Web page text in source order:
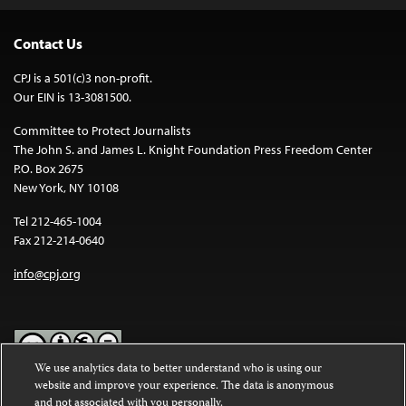
Contact Us
CPJ is a 501(c)3 non-profit.
Our EIN is 13-3081500.
Committee to Protect Journalists
The John S. and James L. Knight Foundation Press Freedom Center
P.O. Box 2675
New York, NY 10108
Tel 212-465-1004
Fax 212-214-0640
info@cpj.org
Except where noted, text on this website is licensed under a
We use analytics data to better understand who is using our
website and improve your experience. The data is anonymous